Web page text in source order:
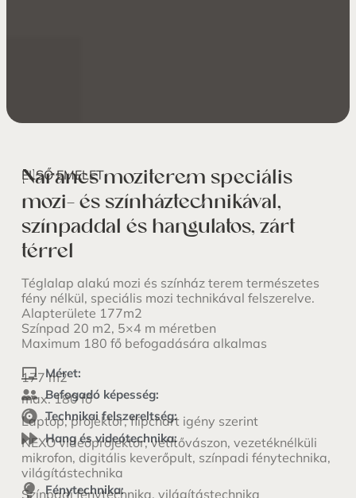
ELSŐ EMELET
Narancs moziterem speciális
mozi- és színháztechnikával,
színpaddal és hangulatos, zárt
térrel
Téglalap alakú mozi és színház terem természetes
fény nélkül, speciális mozi technikával felszerelve.
Alapterülete 177m2
Színpad 20 m2, 5×4 m méretben
Maximum 180 fő befogadására alkalmas
Méret:
177 m2
Befogadó képesség:
max. 180 fő
Technikai felszereltség:
Laptop, projektor, flipchart igény szerint
Hang és videótechnika:
NEXO videóprojektor, vetítővászon, vezetéknélküli
mikrofon, digitális keverőpult, színpadi fénytechnika,
világítástechnika
Fénytechnika:
Színpadi fénytechnika, világítástechnika